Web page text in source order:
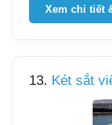
Xem chi tiết
13. Két sắt